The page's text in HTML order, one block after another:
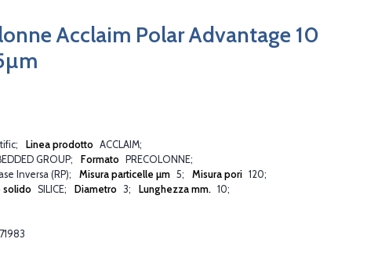
Acclaim Polar Advantage 10
Linea prodotto ACCLAIM
GROUP Formato
PRECOLONNE
Inversa (RP) Misura particelle µm 5 Misura pori 120
solido SILICE Diametro 3 Lunghezza mm. 10